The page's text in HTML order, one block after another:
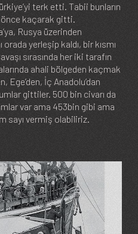
terk etti. Tabii bunların
önce kaçarak gitti.
Rusya üzerinden
yerleşip kaldı, bir kısmı
sırasında her iki tarafın
ahali bölgeden kaçmak
Ege’den, İç Anadolu’dan
gittiler. 500 bin civarı da
var ama 453bin gibi ama
sayı vermiş olabiliriz.